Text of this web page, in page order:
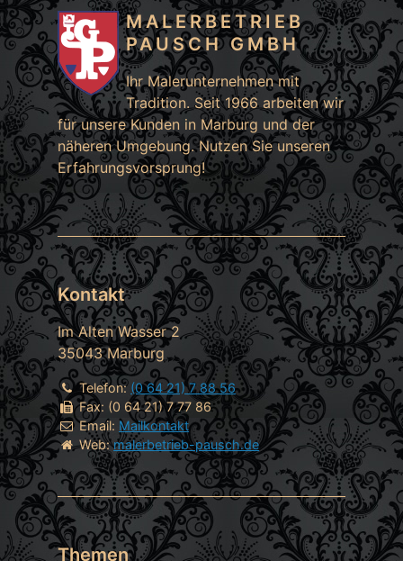
MALERBETRIEB
PAUSCH GMBH
Ihr Malerunternehmen mit
Tradition. Seit 1966 arbeiten wir
für unsere Kunden in Marburg und der
näheren Umgebung. Nutzen Sie unseren
Erfahrungsvorsprung!
Kontakt
Im Alten Wasser 2
35043 Marburg
Telefon:(0 64 21) 7 88 56
Fax: (0 64 21) 7 77 86
Email: Mailkontakt
Web:malerbetrieb-pausch.de
Themen